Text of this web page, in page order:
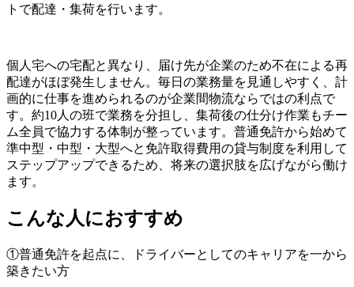
トで配達・集荷を行います。
個人宅への宅配と異なり、届け先が企業のため不在による再
配達がほぼ発生しません。毎日の業務量を見通しやすく、計
画的に仕事を進められるのが企業間物流ならではの利点で
す。約10人の班で業務を分担し、集荷後の仕分け作業もチー
ム全員で協力する体制が整っています。普通免許から始めて
準中型・中型・大型へと免許取得費用の貸与制度を利用して
ステップアップできるため、将来の選択肢を広げながら働け
ます。
こんな人におすすめ
①普通免許を起点に、ドライバーとしてのキャリアを一から
築きたい方